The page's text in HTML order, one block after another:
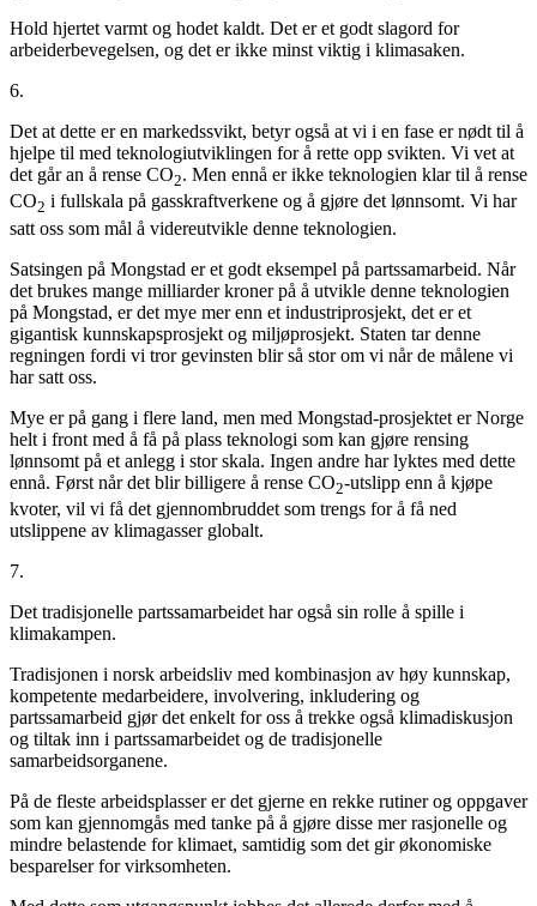
Hold hjertet varmt og hodet kaldt. Det er et godt slagord for
arbeiderbevegelsen, og det er ikke minst viktig i klimasaken.
6.
Det at dette er en markedssvikt, betyr også at vi i en fase er nødt til å
hjelpe til med teknologiutviklingen for å rette opp svikten. Vi vet at
det går an å rense CO2. Men ennå er ikke teknologien klar til å rense
CO2 i fullskala på gasskraftverkene og å gjøre det lønnsomt. Vi har
satt oss som mål å videreutvikle denne teknologien.
Satsingen på Mongstad er et godt eksempel på partssamarbeid. Når
det brukes mange milliarder kroner på å utvikle denne teknologien
på Mongstad, er det mye mer enn et industriprosjekt, det er et
gigantisk kunnskapsprosjekt og miljøprosjekt. Staten tar denne
regningen fordi vi tror gevinsten blir så stor om vi når de målene vi
har satt oss.
Mye er på gang i flere land, men med Mongstad-prosjektet er Norge
helt i front med å få på plass teknologi som kan gjøre rensing
lønnsomt på et anlegg i stor skala. Ingen andre har lyktes med dette
ennå. Først når det blir billigere å rense CO2-utslipp enn å kjøpe
kvoter, vil vi få det gjennombruddet som trengs for å få ned
utslippene av klimagasser globalt.
7.
Det tradisjonelle partssamarbeidet har også sin rolle å spille i
klimakampen.
Tradisjonen i norsk arbeidsliv med kombinasjon av høy kunnskap,
kompetente medarbeidere, involvering, inkludering og
partssamarbeid gjør det enkelt for oss å trekke også klimadiskusjon
og tiltak inn i partssamarbeidet og de tradisjonelle
samarbeidsorganene.
På de fleste arbeidsplasser er det gjerne en rekke rutiner og oppgaver
som kan gjennomgås med tanke på å gjøre disse mer rasjonelle og
mindre belastende for klimaet, samtidig som det gir økonomiske
besparelser for virksomheten.